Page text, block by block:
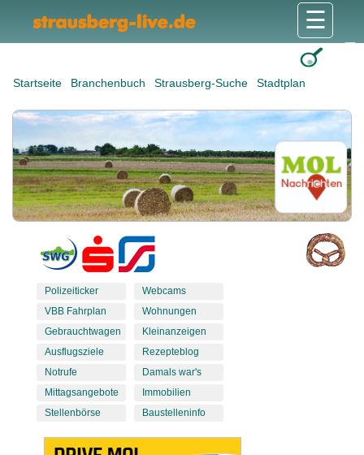
Startseite Branchenbuch Strausberg-Suche Stadtplan
☰
Polizeiticker
VBB Fahrplan
Gebrauchtwagen
Ausflugsziele
Notrufe
Mittagsangebote
Stellenbörse
Webcams
Wohnungen
Kleinanzeigen
Rezepteblog
Damals war's
Immobilien
Baustelleninfo